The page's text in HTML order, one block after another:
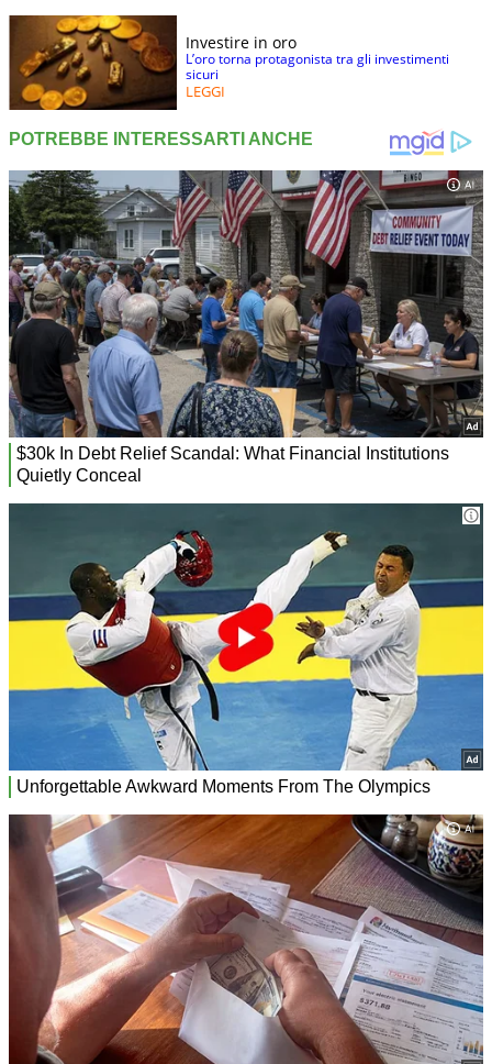
Investire in oro
L’oro torna protagonista tra gli investimenti
sicuri
LEGGI